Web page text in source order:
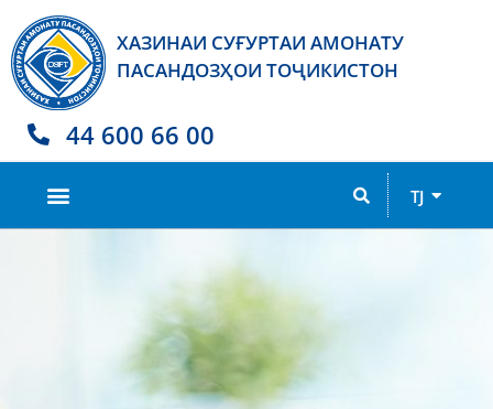
ХАЗИНАИ СУҒУРТАИ АМОНАТУ
ПАСАНДОЗҲОИ ТОҶИКИСТОН
44 600 66 00
TJ
EN